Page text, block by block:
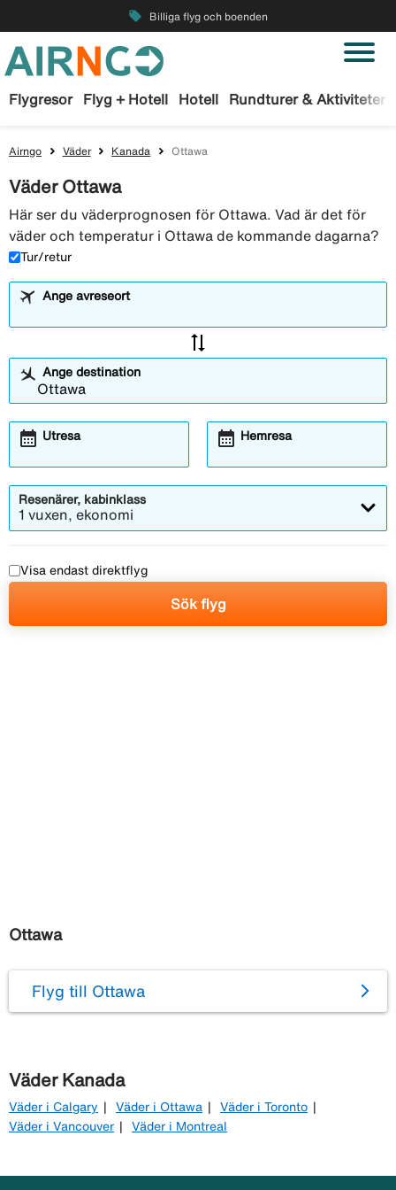
local_offer Billiga flyg och boenden
Flygresor Flyg + Hotell Hotell Rundturer & Aktiviteter
Airngo Väder Kanada Ottawa
Väder Ottawa
Här ser du väderprognosen för Ottawa. Vad är det för
väder och temperatur i Ottawa de kommande dagarna?
Tur/retur
Ange avreseort
sync_alt
Ange destination
Utresa
calendar_month Hemresa
calendar_month
Resenärer, kabinklass
1 vuxen, ekonomi
Visa endast direktflyg
Sök flyg
Ottawa
Flyg till Ottawa
Väder Kanada
Väder i Calgary Väder i Ottawa
Väder i Toronto
Väder i Vancouver
Väder i Montreal